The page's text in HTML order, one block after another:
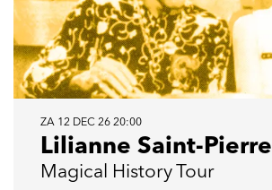
Lilianne Saint-Pierre
Magical History Tour
ZA 12 DEC 26 20:00